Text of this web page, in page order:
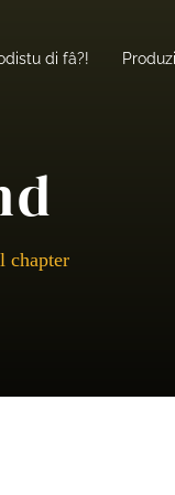
di fâ?!
chapter